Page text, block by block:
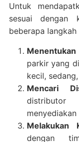
Untuk
sesuai dengan
beberapa
Menentukan
parkir yang
kecil,
Mencari
Melakukan
dengan